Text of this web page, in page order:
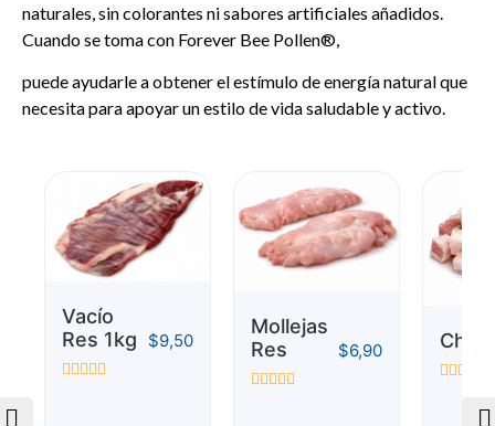
naturales, sin colorantes ni sabores artificiales añadidos.
Cuando se toma con Forever Bee Pollen®,
puede ayudarle a obtener el estímulo de energía natural que
necesita para apoyar un estilo de vida saludable y activo.
Vacío
Res 1kg
$9,50
Mollejas
Res
$6,90